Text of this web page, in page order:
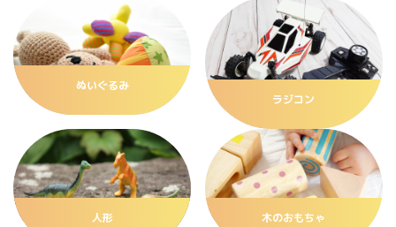
ぬいぐるみ
ラジコン
人形 木のおもちゃ